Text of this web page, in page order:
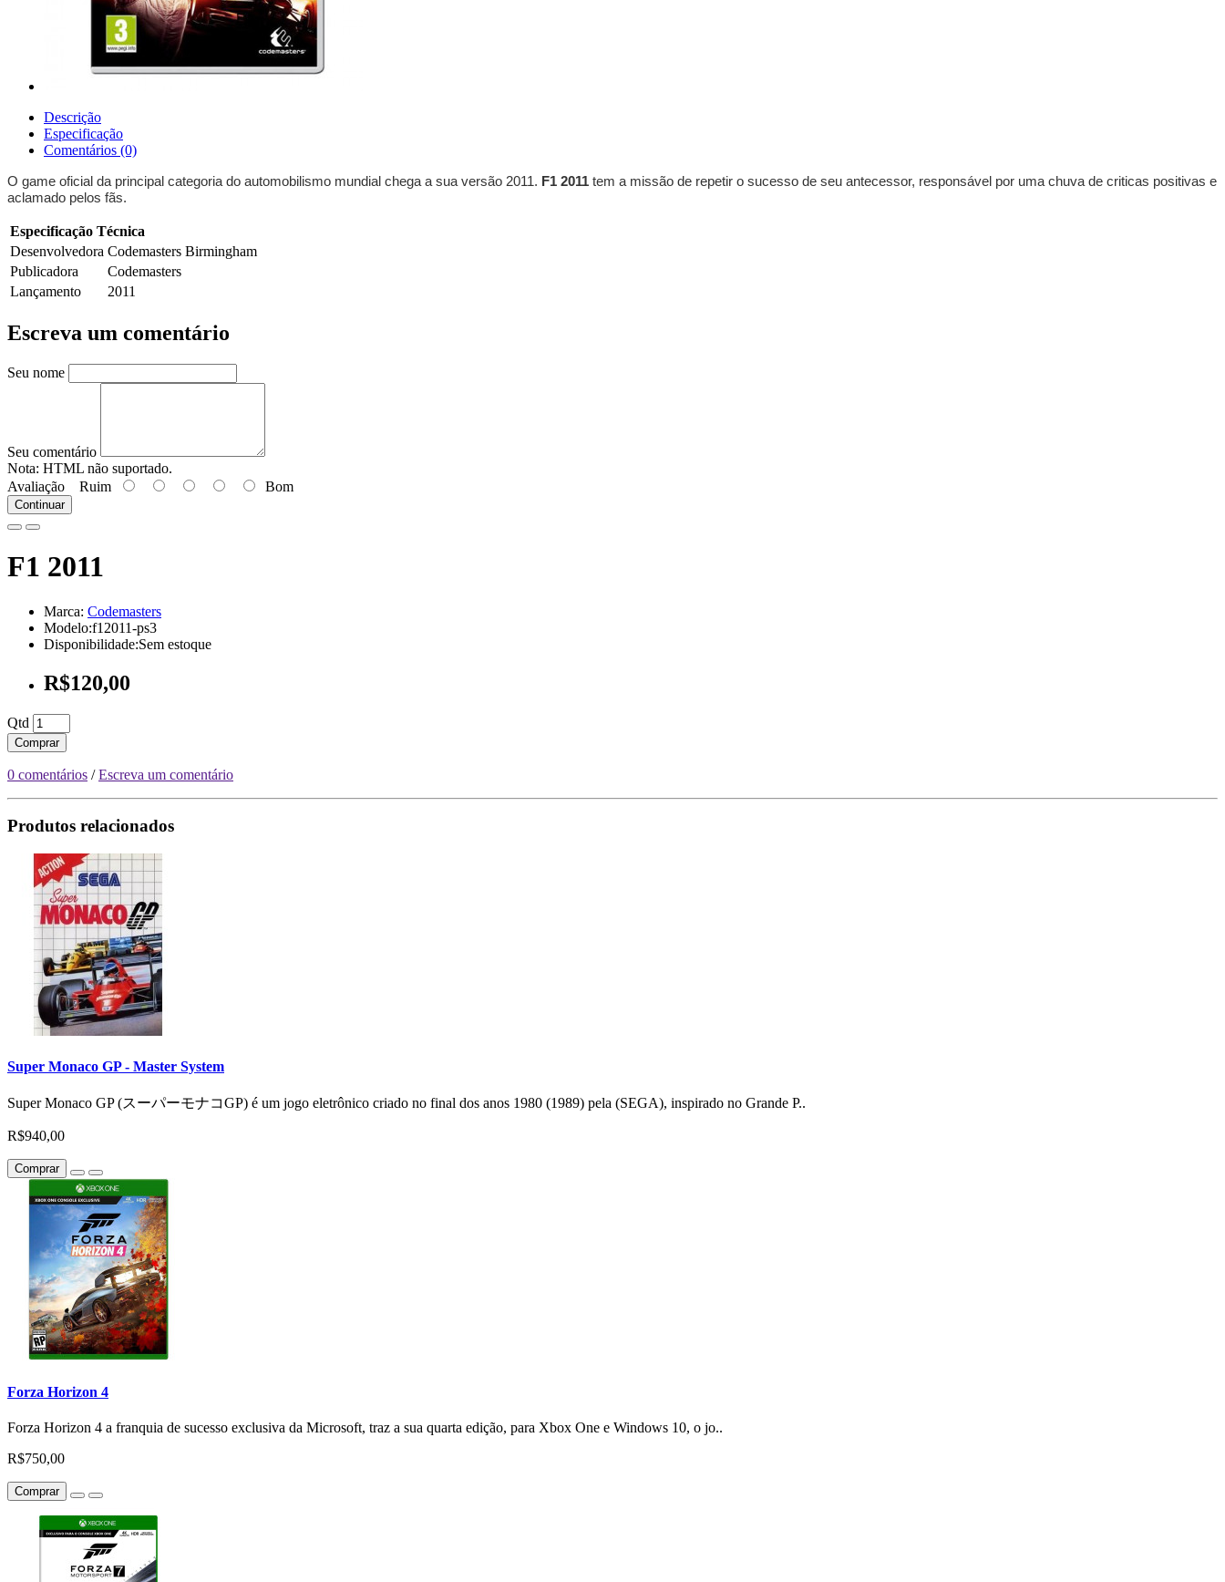
Descrição
Especificação
Comentários (0)
O game oficial da principal categoria do automobilismo mundial chega a sua versão 2011. F1 2011 tem a missão de repetir o sucesso de seu antecessor, responsável por uma chuva de criticas positivas e
aclamado pelos fãs.
Especificação Técnica
Desenvolvedora Codemasters Birmingham
Publicadora
Codemasters
Lançamento
2011
Escreva um comentário
Seu nome
Seu comentário
Nota: HTML não suportado.
Avaliação Ruim Bom
Continuar
F1 2011
Marca: Codemasters
Modelo:f12011-ps3
Disponibilidade:Sem estoque
R$120,00
Qtd
Comprar
0 comentários /Escreva um comentário
Produtos relacionados
Super Monaco GP - Master System
Super Monaco GP (スーパーモナコGP) é um jogo eletrônico criado no final dos anos 1980 (1989) pela (SEGA), inspirado no Grande P..
R$940,00
Comprar
Forza Horizon 4
Forza Horizon 4 a franquia de sucesso exclusiva da Microsoft, traz a sua quarta edição, para Xbox One e Windows 10, o jo..
R$750,00
Comprar